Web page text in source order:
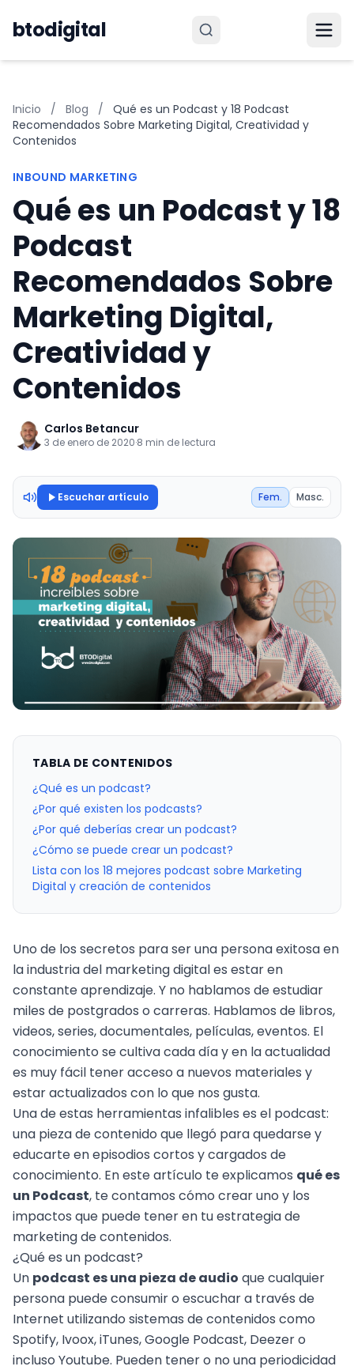
btodigital
Inicio / Blog /
Qué es un Podcast y 18 Podcast
Recomendados Sobre Marketing Digital, Creatividad y
Contenidos
INBOUND MARKETING
Qué es un Podcast y 18
Podcast
Recomendados Sobre
Marketing Digital,
Creatividad y
Contenidos
Carlos Betancur
3 de enero de 2020·8 min de lectura
Escuchar artículo Fem. Masc.
TABLA DE CONTENIDOS
¿Qué es un podcast?
¿Por qué existen los podcasts?
¿Por qué deberías crear un podcast?
¿Cómo se puede crear un podcast?
Lista con los 18 mejores podcast sobre Marketing
Digital y creación de contenidos
Uno de los secretos para ser una persona exitosa en
la industria del marketing digital es estar en
constante aprendizaje. Y no hablamos de estudiar
miles de postgrados o carreras. Hablamos de libros,
videos, series, documentales, películas, eventos. El
conocimiento se cultiva cada día y en la actualidad
es muy fácil tener acceso a nuevos materiales y
estar actualizados con lo que nos gusta.
Una de estas herramientas infalibles es el podcast:
una pieza de contenido que llegó para quedarse y
educarte en episodios cortos y cargados de
conocimiento. En este artículo te explicamos qué es
un Podcast, te contamos cómo crear uno y los
impactos que puede tener en tu estrategia de
marketing de contenidos.
¿Qué es un podcast?
Un podcast es una pieza de audio que cualquier
persona puede consumir o escuchar a través de
Internet utilizando sistemas de contenidos como
Spotify, Ivoox, iTunes, Google Podcast, Deezer o
incluso Youtube. Pueden tener o no una periodicidad